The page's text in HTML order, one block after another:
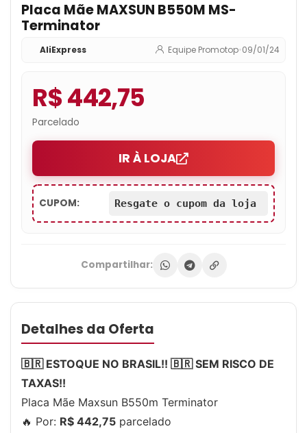
Placa Mãe MAXSUN B550M MS-
Terminator
AliExpress Equipe Promotop•09/01/24
R$ 442,75
Parcelado
IR À LOJA
CUPOM: Resgate o cupom da loja
Compartilhar:
Detalhes da Oferta
🇧🇷 ESTOQUE NO BRASIL!! 🇧🇷 SEM RISCO DE
TAXAS!!
Placa Mãe Maxsun B550m Terminator
🔥 Por: R$ 442,75 parcelado